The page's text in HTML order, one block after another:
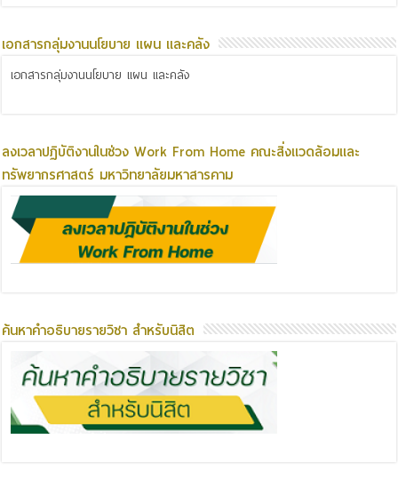
เอกสารกลุ่มงานนโยบาย แผน และคลัง
เอกสารกลุ่มงานนโยบาย แผน และคลัง
ลงเวลาปฏิบัติงานในช่วง Work From Home คณะสิ่งแวดล้อมและ
ทรัพยากรศาสตร์ มหาวิทยาลัยมหาสารคาม
ค้นหาคำอธิบายรายวิชา สำหรับนิสิต